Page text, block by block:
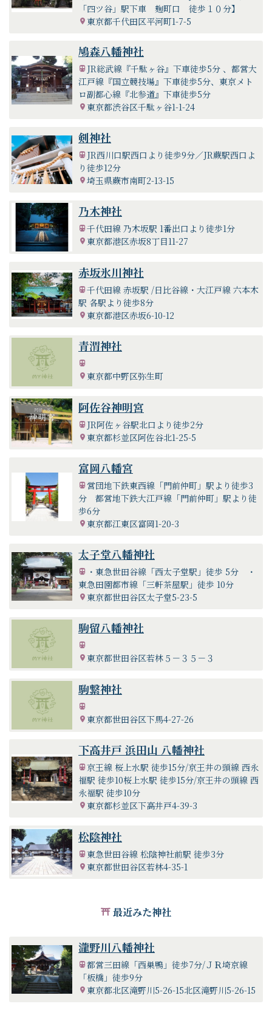
「四ツ谷」駅下車 麹町口 徒歩１０分】
東京都千代田区平河町1-7-5
鳩森八幡神社
JR総武線『千駄ヶ谷』下車徒歩5分 、都営大
江戸線『国立競技場』下車徒歩5分、東京メト
ロ副都心線『北参道』下車徒歩5分
東京都渋谷区千駄ヶ谷1-1-24
剣神社
JR西川口駅西口より徒歩9分／JR蕨駅西口よ
り徒歩12分
埼玉県蕨市南町2-13-15
乃木神社
千代田線 乃木坂駅 1番出口より徒歩1分
東京都港区赤坂8丁目11-27
赤坂氷川神社
千代田線 赤坂駅 /日比谷線・大江戸線 六本木
駅 各駅より徒歩8分
東京都港区赤坂6-10-12
青渭神社
東京都中野区弥生町
阿佐谷神明宮
JR阿佐ヶ谷駅北口より徒歩2分
東京都杉並区阿佐谷北1-25-5
富岡八幡宮
営団地下鉄東西線「門前仲町」駅より徒歩3
分 都営地下鉄大江戸線「門前仲町」駅より徒
歩6分
東京都江東区富岡1-20-3
太子堂八幡神社
・東急世田谷線「西太子堂駅」徒歩 5分 ・
東急田園都市線「三軒茶屋駅」徒歩 10分
東京都世田谷区太子堂5-23-5
駒留八幡神社
東京都世田谷区若林５－３５－３
駒繋神社
東京都世田谷区下馬4-27-26
下高井戸 浜田山 八幡神社
京王線 桜上水駅 徒歩15分/京王井の頭線 西永
福駅 徒歩10桜上水駅 徒歩15分/京王井の頭線 西
永福駅 徒歩10分
東京都杉並区下高井戸4-39-3
松陰神社
東急世田谷線 松陰神社前駅 徒歩3分
東京都世田谷区若林4-35-1
最近みた神社
瀧野川八幡神社
都営三田線「西巣鴨」徒歩7分/ＪＲ埼京線
「板橋」徒歩9分
東京都北区滝野川5-26-15北区滝野川5-26-15